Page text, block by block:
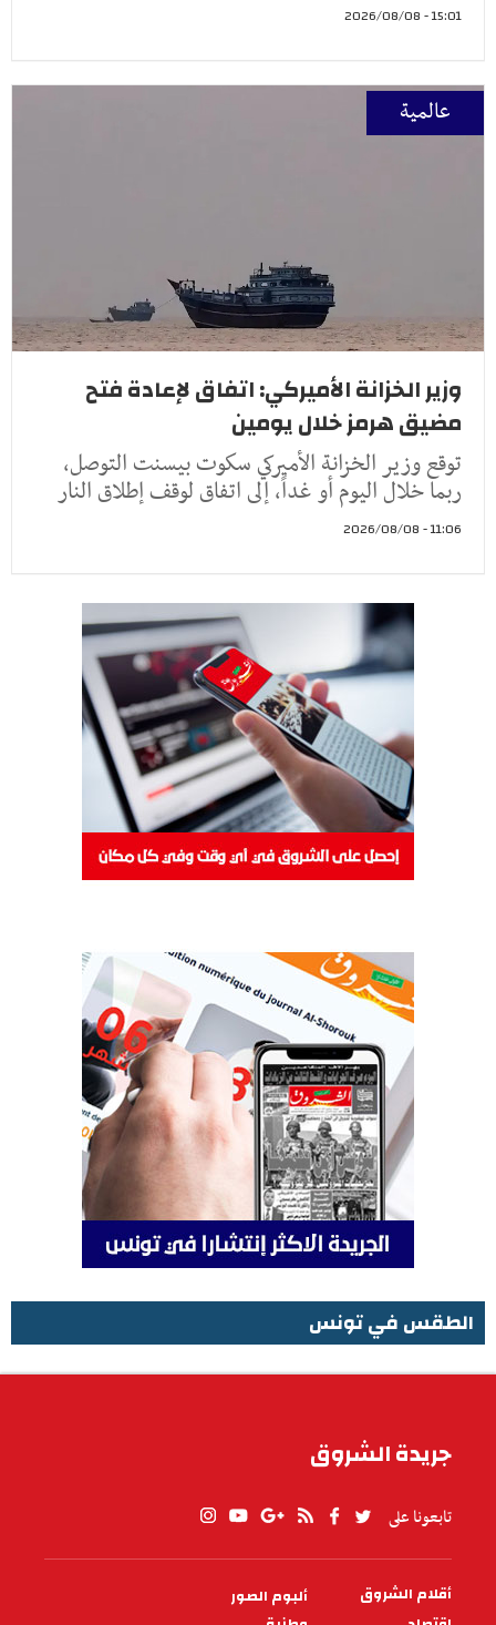
15:01 - 2026/08/08
عالمية
وزير الخزانة الأميركي: اتفاق لإعادة فتح
مضيق هرمز خلال يومين
توقع وزير الخزانة الأميركي سكوت بيسنت التوصل،
ربما خلال اليوم أو غداً، إلى اتفاق لوقف إطلاق النار
11:06 - 2026/08/08
الطقس في تونس
جريدة الشروق
تابعونا على
PIED
أقلام الشروق
ألبوم الصور